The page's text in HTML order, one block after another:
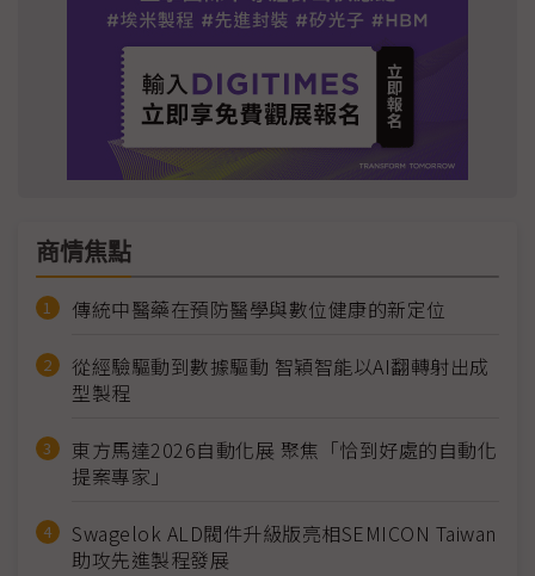
商情焦點
傳統中醫藥在預防醫學與數位健康的新定位
從經驗驅動到數據驅動 智穎智能以AI翻轉射出成
型製程
東方馬達2026自動化展 聚焦「恰到好處的自動化
提案專家」
Swagelok ALD閥件升級版亮相SEMICON Taiwan
助攻先進製程發展